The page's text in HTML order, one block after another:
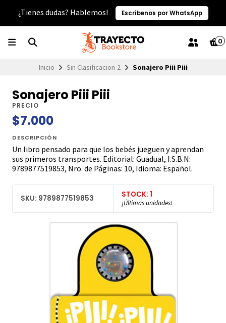
¿Tienes dudas? Hablemos! Escríbenos por WhatsApp
0
Inicio Sin Clasificacion-2 Sonajero Piii Piii
Sonajero Piii Piii
PRECIO
$7.000
DESCRIPCIÓN
Un libro pensado para que los bebés jueguen y aprendan
sus primeros transportes. Editorial: Guadual, I.S.B.N:
9789877519853, Nro. de Páginas: 10, Idioma: Español.
SKU: 9789877519853 STOCK: 1
¡Últimas unidades!